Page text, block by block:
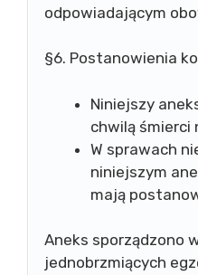
odpowiadającym
§6. Postanowienia
Niniejszy
chwilą śmierci
W sprawach
niniejszym
mają
Aneks sporządzono
jednobrzmiących